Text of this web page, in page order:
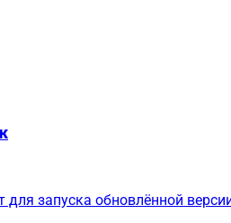
запуска обновлённой